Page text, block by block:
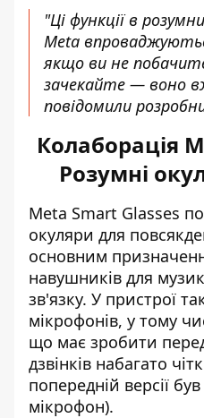
"Ці функції в
Meta
якщо ви не
зачекайте — воно
повідомили
Колаборація
Розумні
Meta Smart Glasses
окуляри для
основним
навушників для
зв'язку. У пристрої
мікрофонів, у тому
що має зробити
дзвінків набагато
попередній версії
мікрофон).